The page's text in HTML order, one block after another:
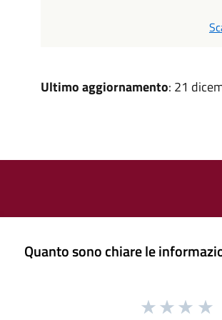
Ultimo aggiornamento: 21
Quanto sono chiare le